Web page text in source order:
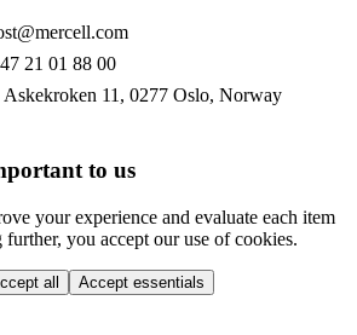
21 01 88 00
Askekroken 11, 0277 Oslo, Norway
to us
your experience and evaluate each item
you accept our use of cookies.
all Accept essentials